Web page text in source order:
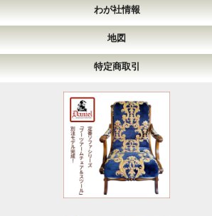
わが社情報
地図
特定商取引